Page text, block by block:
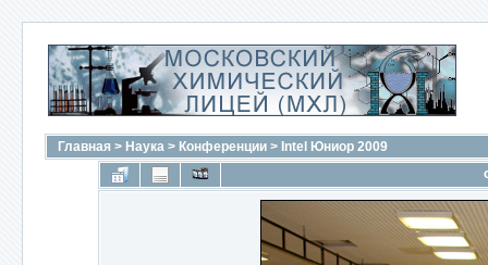
Главная > Наука > Конференции > Intel Юниор 2009